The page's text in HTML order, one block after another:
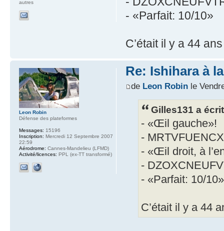
- «Parfait: 10/10»
C’était il y a 44
autres
Re: Ishihara à
de Leon Robinle
Gilles131 a
- «Œil gauche»!
-
- «Œil droit, à
-
- «Parfait: 10/10»
C’était il y a 44
Leon Robin
Défense des plateformes
Messages: 15196
Inscription: Mercredi 12 Septembre 2007
22:59
Aérodrome: Cannes-Mandelieu (LFMD)
Activité/licences: PPL (ex-TT transformé)